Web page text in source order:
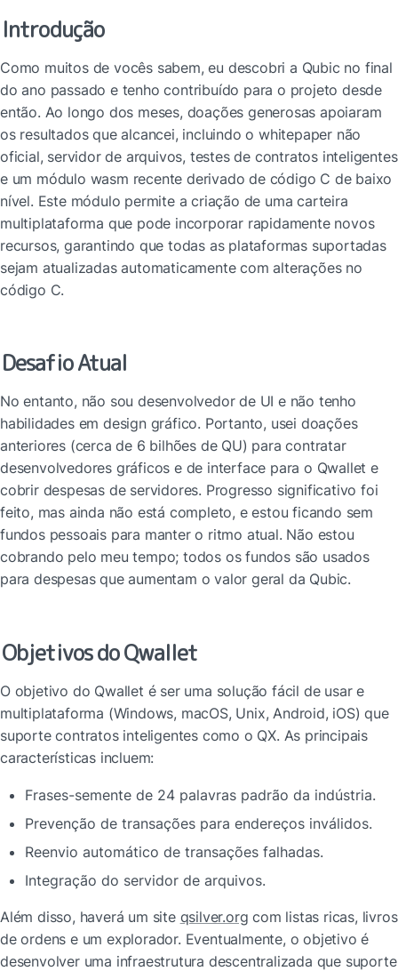
Introdução
Como muitos de vocês sabem, eu descobri a Qubic no final
do ano passado e tenho contribuído para o projeto desde
então. Ao longo dos meses, doações generosas apoiaram
os resultados que alcancei, incluindo o whitepaper não
oficial, servidor de arquivos, testes de contratos inteligentes
e um módulo wasm recente derivado de código C de baixo
nível. Este módulo permite a criação de uma carteira
multiplataforma que pode incorporar rapidamente novos
recursos, garantindo que todas as plataformas suportadas
sejam atualizadas automaticamente com alterações no
código C.
Desafio Atual
No entanto, não sou desenvolvedor de UI e não tenho
habilidades em design gráfico. Portanto, usei doações
anteriores (cerca de 6 bilhões de QU) para contratar
desenvolvedores gráficos e de interface para o Qwallet e
cobrir despesas de servidores. Progresso significativo foi
feito, mas ainda não está completo, e estou ficando sem
fundos pessoais para manter o ritmo atual. Não estou
cobrando pelo meu tempo; todos os fundos são usados
para despesas que aumentam o valor geral da Qubic.
Objetivos do Qwallet
O objetivo do Qwallet é ser uma solução fácil de usar e
multiplataforma (Windows, macOS, Unix, Android, iOS) que
suporte contratos inteligentes como o QX. As principais
características incluem:
Frases-semente de 24 palavras padrão da indústria.
Prevenção de transações para endereços inválidos.
Reenvio automático de transações falhadas.
Integração do servidor de arquivos.
Além disso, haverá um site qsilver.org com listas ricas, livros
de ordens e um explorador. Eventualmente, o objetivo é
desenvolver uma infraestrutura descentralizada que suporte